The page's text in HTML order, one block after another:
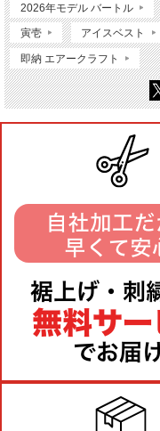
2026年モデル バートル
寅壱 アイスベスト
即納 エアークラフト